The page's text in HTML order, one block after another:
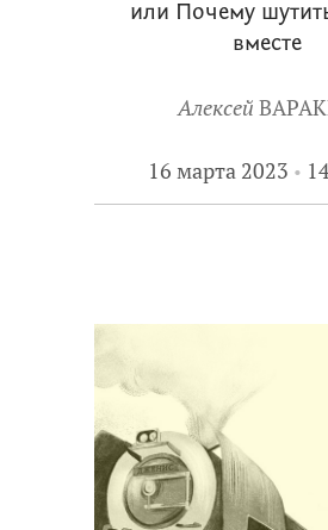
или Почему
вместе
Алексей
16 марта 2023